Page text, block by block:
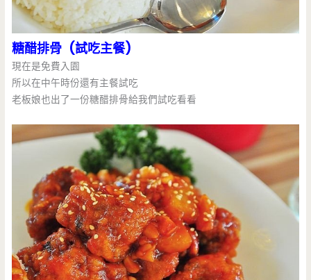
糖醋排骨 (試吃主餐)
現在是免費入園
所以在中午時份還有主餐試吃
老板娘也出了一份糖醋排骨給我們試吃看看